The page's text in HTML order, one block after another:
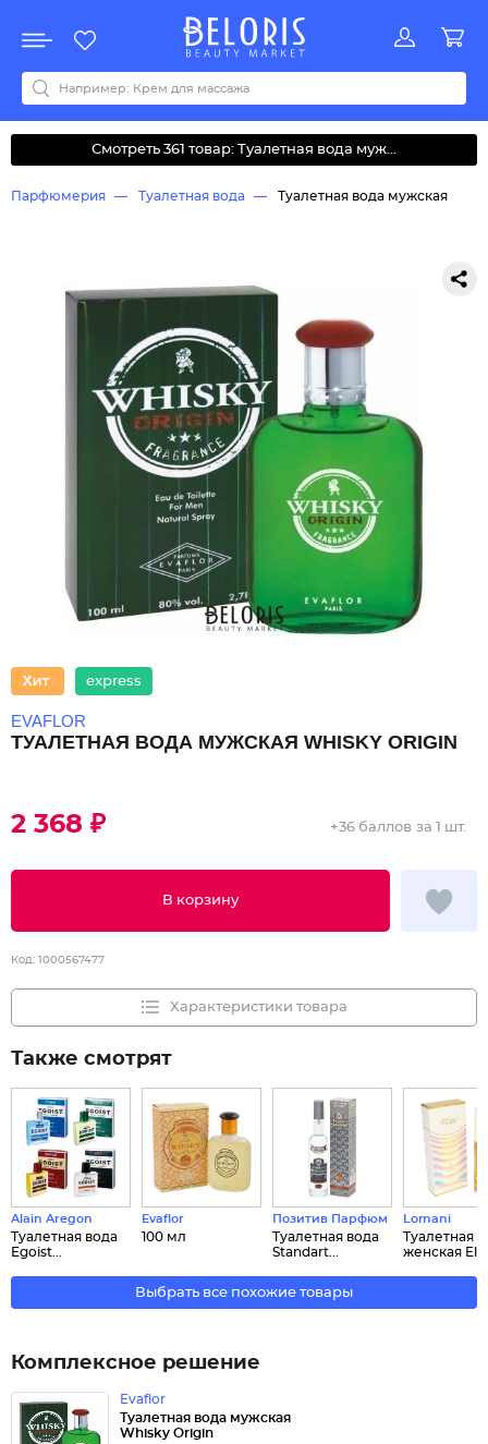
Акции
Все бренды
0-9ABCDEFGHIJKLMNOPQRSTUVWYZАБВДЗИМОКЛНПРСТУФ
Смотреть 361 товар: Туалетная вода муж...
Парфюмерия Туалетная вода Туалетная вода мужская
express
EVAFLOR
ТУАЛЕТНАЯ ВОДА МУЖСКАЯ WHISKY ORIGIN
2 368 ₽
В корзину
+36 баллов за 1 шт.
Код: 1000567477
Характеристики товара
Также смотрят
Alain Aregon
Туалетная вода
Egoist...
Evaflor
100 мл
Позитив Парфюм
Туалетная вода
Standart...
Lomani
Туалетная
женская El...
Выбрать все похожие товары
Комплексное решение
Evaflor
Туалетная вода мужская
Whisky Origin